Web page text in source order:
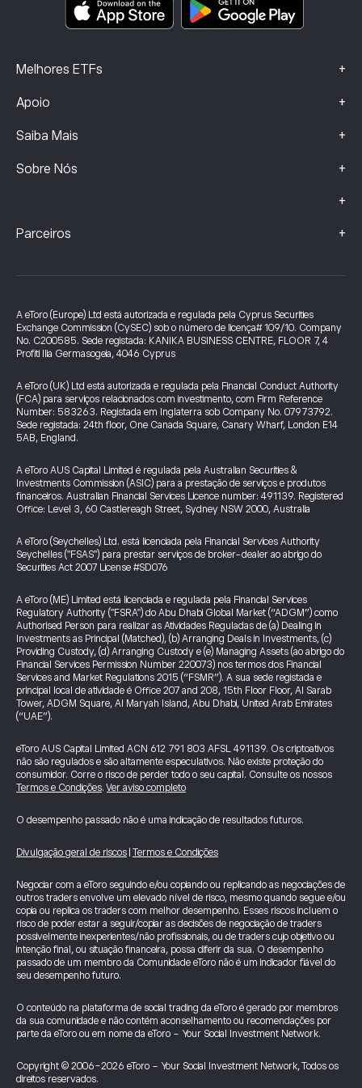
Melhores ETFs +
Apoio +
Saiba Mais +
Sobre Nós +
+
Parceiros +
A eToro (Europe) Ltd está autorizada e regulada pela Cyprus Securities
Exchange Commission (CySEC) sob o número de licença# 109/10. Company
No. C200585. Sede registada: KANIKA BUSINESS CENTRE, FLOOR 7, 4
Profiti Ilia Germasogeia, 4046 Cyprus
A eToro (UK) Ltd está autorizada e regulada pela Financial Conduct Authority
(FCA) para serviços relacionados com investimento, com Firm Reference
Number: 583263. Registada em Inglaterra sob Company No. 07973792.
Sede registada: 24th floor, One Canada Square, Canary Wharf, London E14
5AB, England.
A eToro AUS Capital Limited é regulada pela Australian Securities &
Investments Commission (ASIC) para a prestação de serviços e produtos
financeiros. Australian Financial Services Licence number: 491139. Registered
Office: Level 3, 60 Castlereagh Street, Sydney NSW 2000, Australia
A eToro (Seychelles) Ltd. está licenciada pela Financial Services Authority
Seychelles ("FSAS") para prestar serviços de broker-dealer ao abrigo do
Securities Act 2007 License #SD076
A eToro (ME) Limited está licenciada e regulada pela Financial Services
Regulatory Authority ("FSRA") do Abu Dhabi Global Market (“ADGM”) como
Authorised Person para realizar as Atividades Reguladas de (a) Dealing in
Investments as Principal (Matched), (b) Arranging Deals in Investments, (c)
Providing Custody, (d) Arranging Custody e (e) Managing Assets (ao abrigo do
Financial Services Permission Number 220073) nos termos dos Financial
Services and Market Regulations 2015 (“FSMR”). A sua sede registada e
principal local de atividade é Office 207 and 208, 15th Floor Floor, Al Sarab
Tower, ADGM Square, Al Maryah Island, Abu Dhabi, United Arab Emirates
(“UAE”).
eToro AUS Capital Limited ACN 612 791 803 AFSL 491139. Os criptoativos
não são regulados e são altamente especulativos. Não existe proteção do
consumidor. Corre o risco de perder todo o seu capital. Consulte os nossos
Termos e Condições.Ver aviso completo
O desempenho passado não é uma indicação de resultados futuros.
Divulgação geral de riscos Termos e Condições
Negociar com a eToro seguindo e/ou copiando ou replicando as negociações de
outros traders envolve um elevado nível de risco, mesmo quando segue e/ou
copia ou replica os traders com melhor desempenho. Esses riscos incluem o
risco de poder estar a seguir/copiar as decisões de negociação de traders
possivelmente inexperientes/não profissionais, ou de traders cujo objetivo ou
intenção final, ou situação financeira, possa diferir da sua. O desempenho
passado de um membro da Comunidade eToro não é um indicador fiável do
seu desempenho futuro.
O conteúdo na plataforma de social trading da eToro é gerado por membros
da sua comunidade e não contém aconselhamento ou recomendações por
parte da eToro ou em nome da eToro - Your Social Investment Network.
Copyright © 2006-2026 eToro - Your Social Investment Network, Todos os
direitos reservados.